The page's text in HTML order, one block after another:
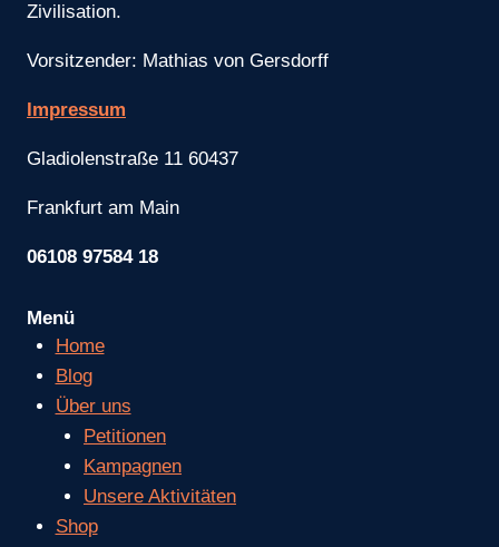
Zivilisation.
Vorsitzender: Mathias von Gersdorff
Impressum
Gladiolenstraße 11 60437
Frankfurt am Main
06108 97584 18
Menü
Home
Blog
Über uns
Petitionen
Kampagnen
Unsere Aktivitäten
Shop